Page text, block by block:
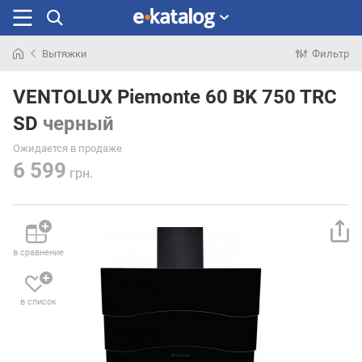
раньше
Вытяжки Фильтр
VENTOLUX Piemonte 60 BK 750 TRC
SD черный
Ожидается в продаже
6 599 грн.
в сравнение
в список